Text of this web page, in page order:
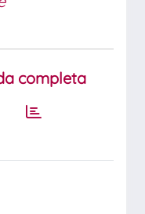
completa